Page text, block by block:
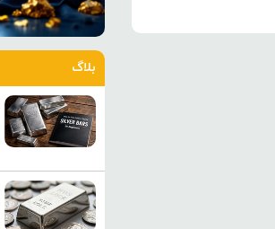
بلاگ